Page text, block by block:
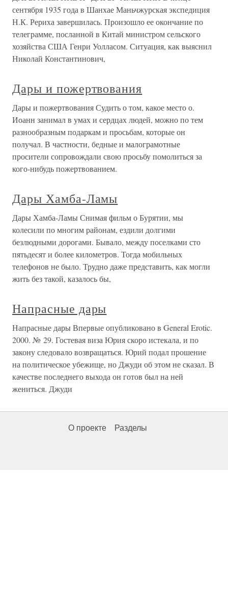
сентября 1935 года в Шанхае Маньчжурская экспедиция
Н.К. Рериха завершилась. Произошло ее окончание по
телеграмме, посланной в Китай министром сельского
хозяйства США Генри Уолласом. Ситуация, как выяснил
Николай Константинович,
Дары и пожертвования
Дары и пожертвования Судить о том, какое место о.
Иоанн занимал в умах и сердцах людей, можно по тем
разнообразным подаркам и просьбам, которые он
получал. В частности, бедные и малограмотные
просители сопровождали свою просьбу помолиться за
кого-нибудь пожертвованием.
Дары Хамба-Ламы
Дары Хамба-Ламы Снимая фильм о Бурятии, мы
колесили по многим районам, ездили долгими
безлюдными дорогами. Бывало, между поселками сто
пятьдесят и более километров. Тогда мобильных
телефонов не было. Трудно даже представить, как могли
жить без такой, казалось бы,
Напрасные дары
Напрасные дары Впервые опубликовано в General Erotic.
2000. № 29. Гостевая виза Юрия скоро истекала, и по
закону следовало возвращаться. Юрий подал прошение
на политическое убежище, но Джуди об этом не сказал. В
качестве последнего выхода он готов был на ней
жениться. Джуди
О проекте Разделы